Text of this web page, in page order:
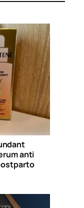
anti